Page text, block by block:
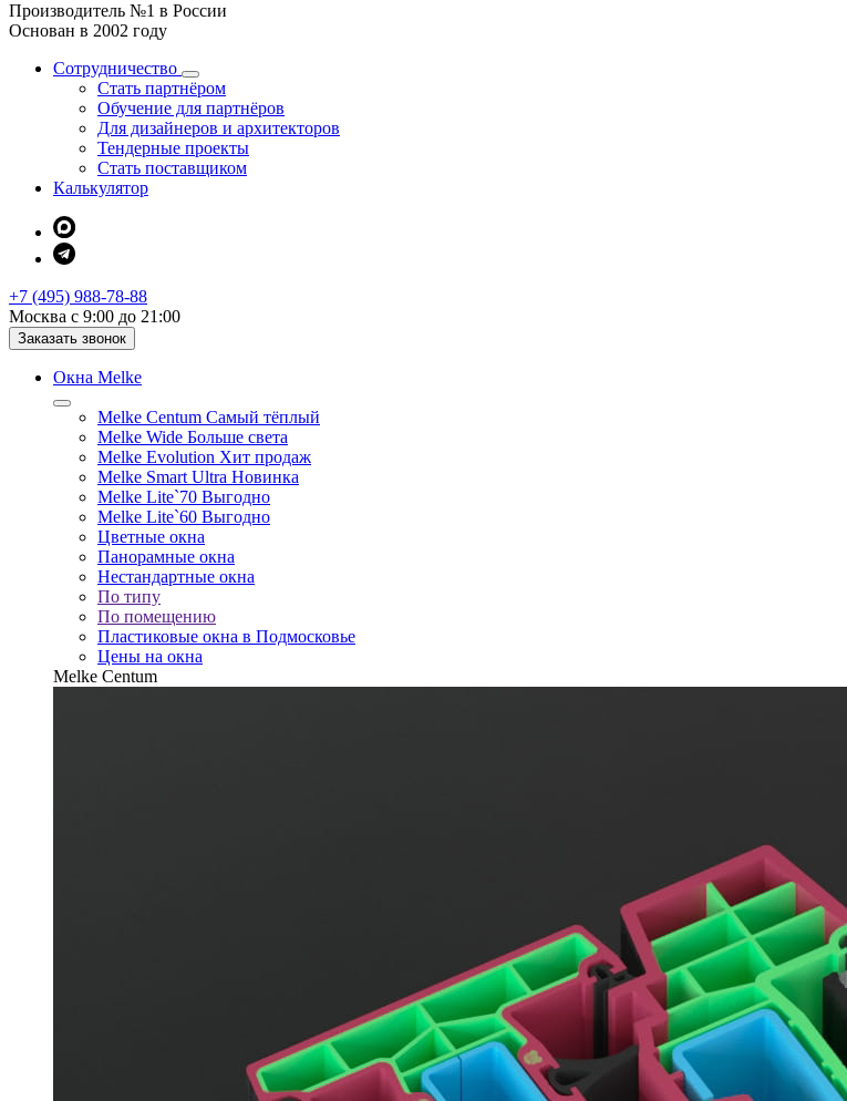
Производитель №1 в России
Основан в 2002 году
Сотрудничество
Стать партнёром
Обучение для партнёров
Для дизайнеров и архитекторов
Тендерные проекты
Стать поставщиком
Калькулятор
+7 (495) 988-78-88
Москва с 9:00 до 21:00
Заказать звонок
Окна Melke
Melke Centum Самый тёплый
Melke Wide Больше света
Melke Evolution Хит продаж
Melke Smart Ultra Новинка
Melke Lite`70 Выгодно
Melke Lite`60 Выгодно
Цветные окна
Панорамные окна
Нестандартные окна
По типу
По помещению
Пластиковые окна в Подмосковье
Цены на окна
Melke Centum